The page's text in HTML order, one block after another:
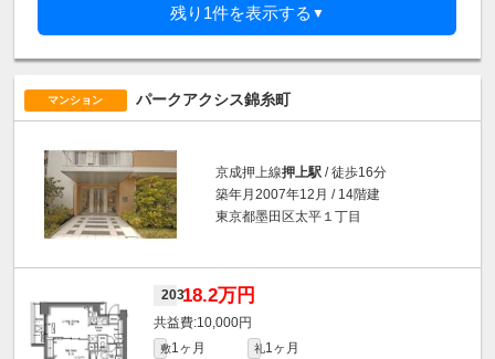
残り1件を表示する ▼
マンション パークアクシス錦糸町
京成押上線押上駅 / 徒歩16分
築年月2007年12月 / 14階建
東京都墨田区太平１丁目
20318.2万円
10,000円
敷1ヶ月 礼1ヶ月